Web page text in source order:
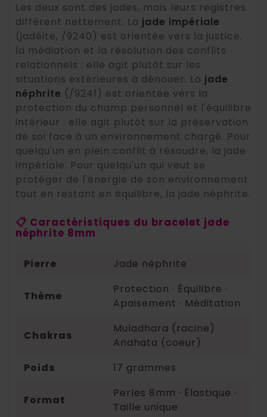
Les deux sont des jades, mais leurs registres
diffèrent nettement. La jade impériale
(jadéite, /9240) est orientée vers la justice,
la médiation et la résolution des conflits
relationnels : elle agit plutôt sur les
situations extérieures à dénouer. La jade
néphrite (/9241) est orientée vers la
protection du champ personnel et l'équilibre
intérieur : elle agit plutôt sur la préservation
de soi face à un environnement chargé. Pour
quelqu'un en plein conflit à résoudre, la jade
impériale. Pour quelqu'un qui veut se
protéger de l'énergie de son environnement
tout en restant en équilibre, la jade néphrite.
📋 Caractéristiques du bracelet jade
néphrite 8mm
Pierre Jade néphrite
Thème
Protection · Équilibre ·
Apaisement · Méditation
Chakras
Muladhara (racine) ·
Anahata (coeur)
Poids
17 grammes
Format
Perles 8mm · Élastique ·
Taille unique